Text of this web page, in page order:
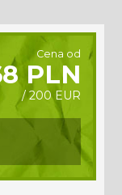
Cena od
PLN
/ 200 EUR